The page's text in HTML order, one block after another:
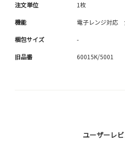
注文単位 1枚
機能 電子レンジ対応
梱包サイズ -
旧品番 60015K/5001
ユーザーレ